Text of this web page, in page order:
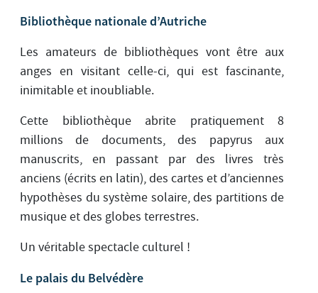
Bibliothèque nationale d’Autriche
Les amateurs de bibliothèques vont être aux
anges en visitant celle-ci, qui est fascinante,
inimitable et inoubliable.
Cette bibliothèque abrite pratiquement 8
millions de documents, des papyrus aux
manuscrits, en passant par des livres très
anciens (écrits en latin), des cartes et d’anciennes
hypothèses du système solaire, des partitions de
musique et des globes terrestres.
Un véritable spectacle culturel !
Le palais du Belvédère